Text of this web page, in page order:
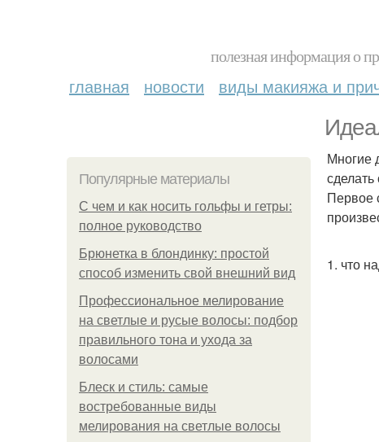
полезная информация о
главная новости виды макияжа и
Популярные материалы
С чем и как носить гольфы и гетры:
полное руководство
Брюнетка в блондинку: простой
способ изменить свой внешний вид
Профессиональное мелирование
на светлые и русые волосы: подбор
правильного тона и ухода за
волосами
Блеск и стиль: самые
востребованные виды
мелирования на светлые волосы
Многие
Первое
1. что